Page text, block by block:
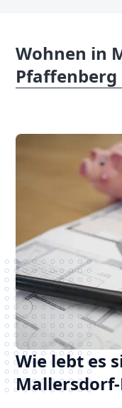
Wohnen in
Pfaffenberg
Wie lebt es